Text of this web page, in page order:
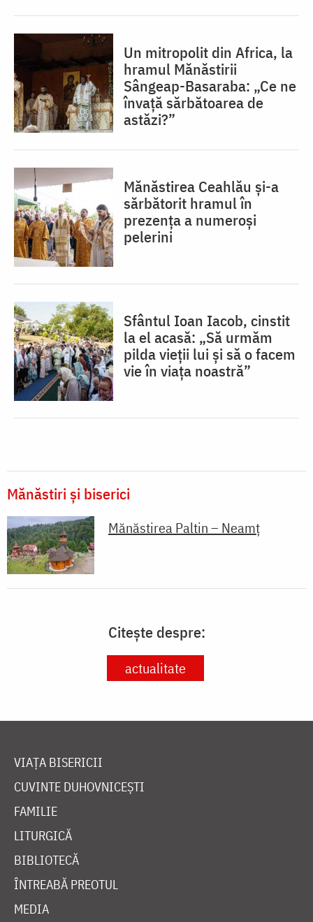
Un mitropolit din Africa, la
hramul Mănăstirii
Sângeap-Basaraba: „Ce ne
învață sărbătoarea de
astăzi?”
Mănăstirea Ceahlău și-a
sărbătorit hramul în
prezența a numeroși
pelerini
Sfântul Ioan Iacob, cinstit
la el acasă: „Să urmăm
pilda vieții lui și să o facem
vie în viața noastră”
Mănăstiri și biserici
Mănăstirea Paltin – Neamț
Citește despre:
actualitate
VIAȚA BISERICII
CUVINTE DUHOVNICEȘTI
FAMILIE
LITURGICĂ
BIBLIOTECĂ
ÎNTREABĂ PREOTUL
MEDIA